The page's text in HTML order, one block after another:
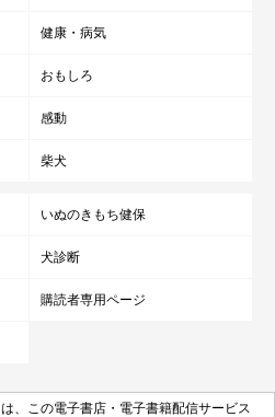
健康・病気
おもしろ
感動
柴犬
いぬのきもち健保
犬診断
購読者専用ページ
、この電子書店・電子書籍配信サービス